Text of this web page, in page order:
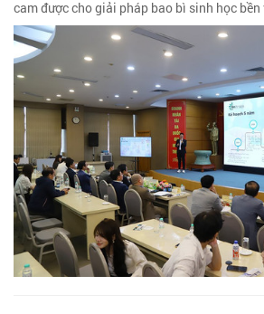
cam được cho giải pháp bao bì sinh học bền